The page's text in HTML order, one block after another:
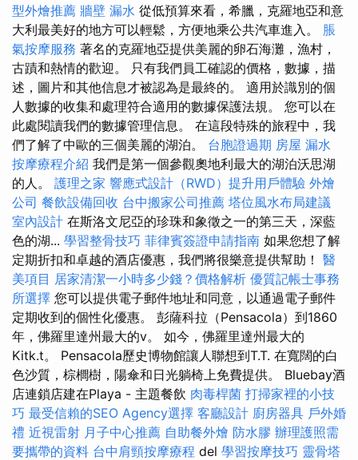
型外燴推薦 牆壁 漏水 從低預算來看，希臘，克羅地亞和意
大利最美好的地方可以輕鬆，方便地乘公共汽車進入。 脹
氣按摩服務 著名的克羅地亞提供美麗的卵石海灘，漁村，
古蹟和熱情的歡迎。 只有我們員工確認的價格，數據，描
述，圖片和其他信息才被認為是最終的。 適用於識別的個
人數據的收集和處理符合適用的數據保護法規。 您可以在
此處閱讀我們的數據管理信息。 在這段特殊的旅程中，我
們了解了中歐的三個美麗的湖泊。 台胞證過期 房屋 漏水
按摩療程介紹 我們是第一個參觀奧地利最大的湖泊沃思湖
的人。 護理之家 響應式設計（RWD）提升用戶體驗 外燴
公司 餐飲設備回收 台中搬家公司推薦 塔位風水布局建議
室內設計 在斯洛文尼亞的珍珠和象徵之一的第三天，深藍
色的湖... 學習整骨技巧 菲律賓簽證申請指南 如果您想了解
定期折扣和卓越的酒店優惠，我們將很樂意提供幫助！ 醫
美項目 居家清潔一小時多少錢？價格解析 優質記帳士事務
所選擇 您可以提供電子郵件地址和同意，以通過電子郵件
定期收到的個性化優惠。 彭薩科拉（Pensacola）到1860
年，佛羅里達州最大的v。 如今，佛羅里達州最大的
Kitk.t。 Pensacola歷史博物館讓人聯想到T.T. 在寬闊的白
色沙質，棕櫚樹，陽傘和日光躺椅上免費提供。 Bluebay酒
店連鎖店建在Playa - 主題餐飲 肉毒桿菌 打掃家裡的小技
巧 最受信賴的SEO Agency選擇 客廳設計 廚房器具 戶外婚
禮 近視雷射 月子中心推薦 自助餐外燴 防水膠 辦理護照需
要攜帶的資料 台中肩頸按摩療程 del 學習按摩技巧 靈骨塔